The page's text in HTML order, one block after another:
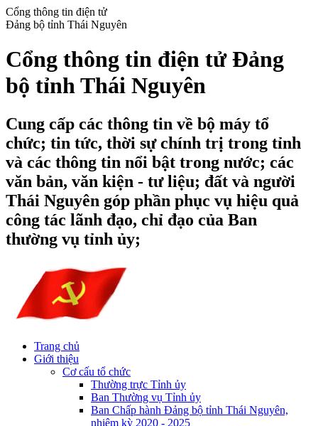
Cổng thông tin điện tử
Đảng bộ tỉnh Thái Nguyên
Cổng thông tin điện tử Đảng
bộ tỉnh Thái Nguyên
Cung cấp các thông tin về bộ máy tổ
chức; tin tức, thời sự chính trị trong tỉnh
và các thông tin nổi bật trong nước; các
văn bản, văn kiện - tư liệu; đất và người
Thái Nguyên góp phần phục vụ hiệu quả
công tác lãnh đạo, chỉ đạo của Ban
thường vụ tỉnh ủy;
Trang chủ
Giới thiệu
Cơ cấu tổ chức
Thường trực Tỉnh ủy
Ban Thường vụ Tỉnh ủy
Ban Chấp hành Đảng bộ tỉnh Thái Nguyên,
nhiệm kỳ 2020 - 2025